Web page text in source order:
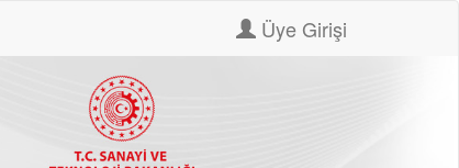
Üye Girişi